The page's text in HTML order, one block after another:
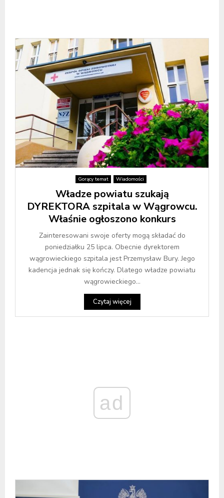
Gorący temat Wiadomości
Władze powiatu szukają
DYREKTORA szpitala w Wągrowcu.
Właśnie ogłoszono konkurs
Zainteresowani swoje oferty mogą składać do
poniedziałku 25 lipca. Obecnie dyrektorem
wągrowieckiego szpitala jest Przemysław Bury. Jego
kadencja jednak się kończy. Dlatego władze powiatu
wągrowieckiego...
Czytaj więcej
ad